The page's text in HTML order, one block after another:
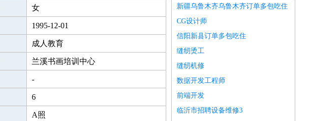
女
1995-12-01
成人教育
兰溪书画培训中心
-
6
A照
新疆乌鲁木齐乌鲁木齐订单多包吃住
CG设计师
信阳新县订单多包吃住
缝纫烫工
缝纫机修
数据开发工程师
前端开发
临沂市招聘设备维修3